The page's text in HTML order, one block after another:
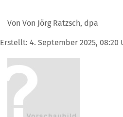
Von Von Jörg Ratzsch, dpa
Erstellt: 4. September 2025, 08:20